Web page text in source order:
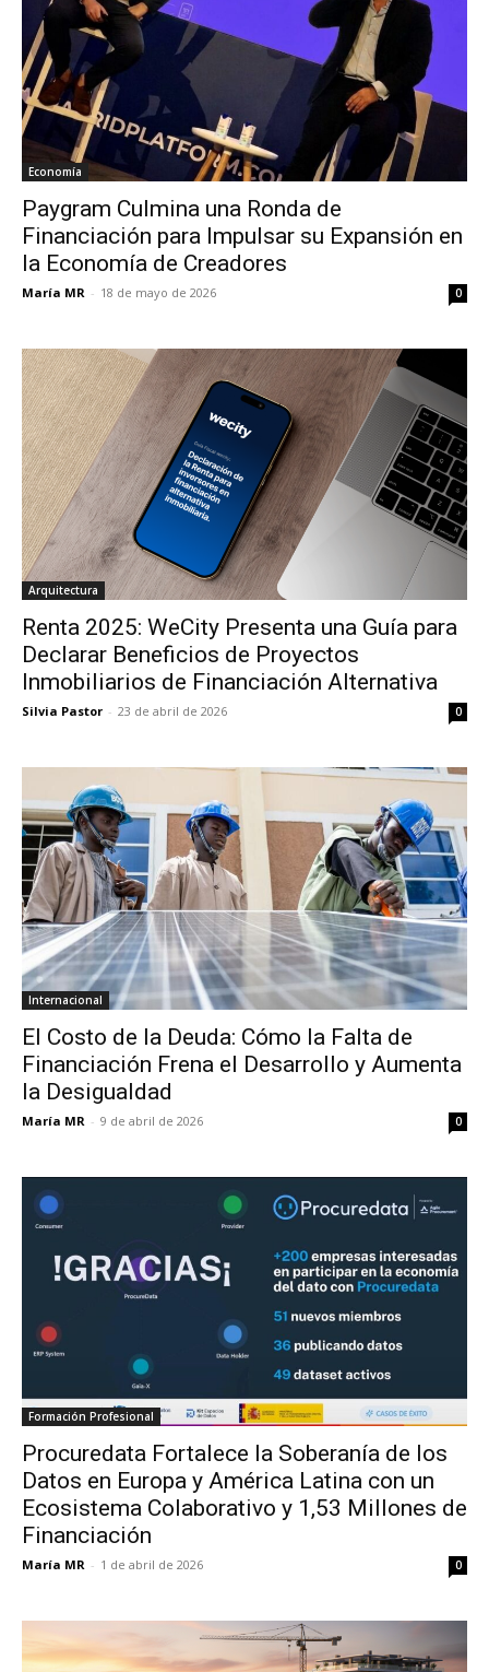
Economía
Paygram Culmina una Ronda de
Financiación para Impulsar su Expansión en
la Economía de Creadores
María MR - 18 de mayo de 2026 0
Arquitectura
Renta 2025: WeCity Presenta una Guía para
Declarar Beneficios de Proyectos
Inmobiliarios de Financiación Alternativa
Silvia Pastor - 23 de abril de 2026 0
Internacional
El Costo de la Deuda: Cómo la Falta de
Financiación Frena el Desarrollo y Aumenta
la Desigualdad
María MR - 9 de abril de 2026 0
Formación Profesional
Procuredata Fortalece la Soberanía de los
Datos en Europa y América Latina con un
Ecosistema Colaborativo y 1,53 Millones de
Financiación
María MR - 1 de abril de 2026 0